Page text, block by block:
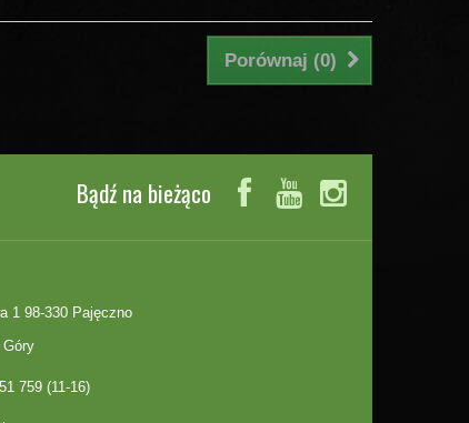
Porównaj (0)
Bądź na bieżąco
1 98-330 Pajęczno
Góry
759 (11-16)